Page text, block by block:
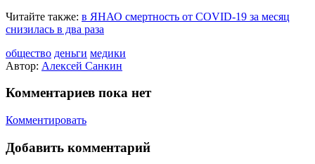
Читайте также: в ЯНАО смертность от COVID-19 за месяц
снизилась в два раза
общество деньги медики
Автор: Алексей Санкин
Комментариев пока нет
Комментировать
Добавить комментарий